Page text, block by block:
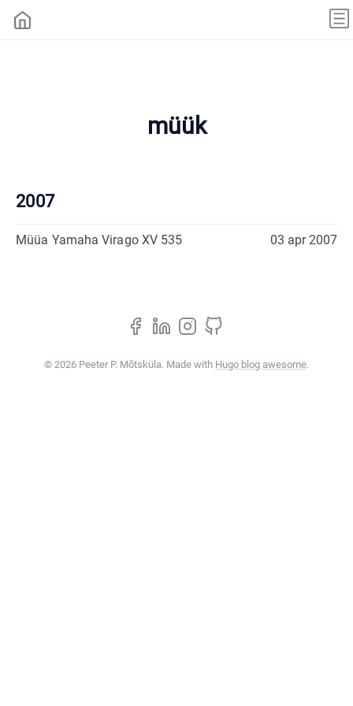
müük
2007
Müüa Yamaha Virago XV 535 03 apr 2007
© 2026 Peeter P. Mõtsküla. Made with Hugo blog awesome.